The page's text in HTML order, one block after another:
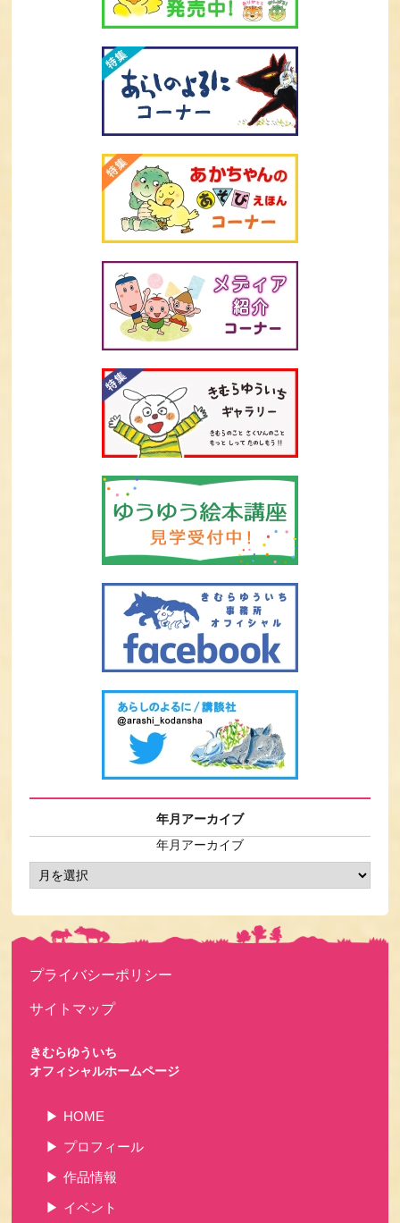
年月アーカイブ
年月アーカイブ
プライバシーポリシー
サイトマップ
きむらゆういち
オフィシャルホームページ
HOME
プロフィール
作品情報
イベント